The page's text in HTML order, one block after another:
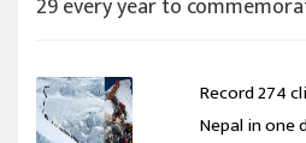
29 every year to
Record 274
Nepal in one